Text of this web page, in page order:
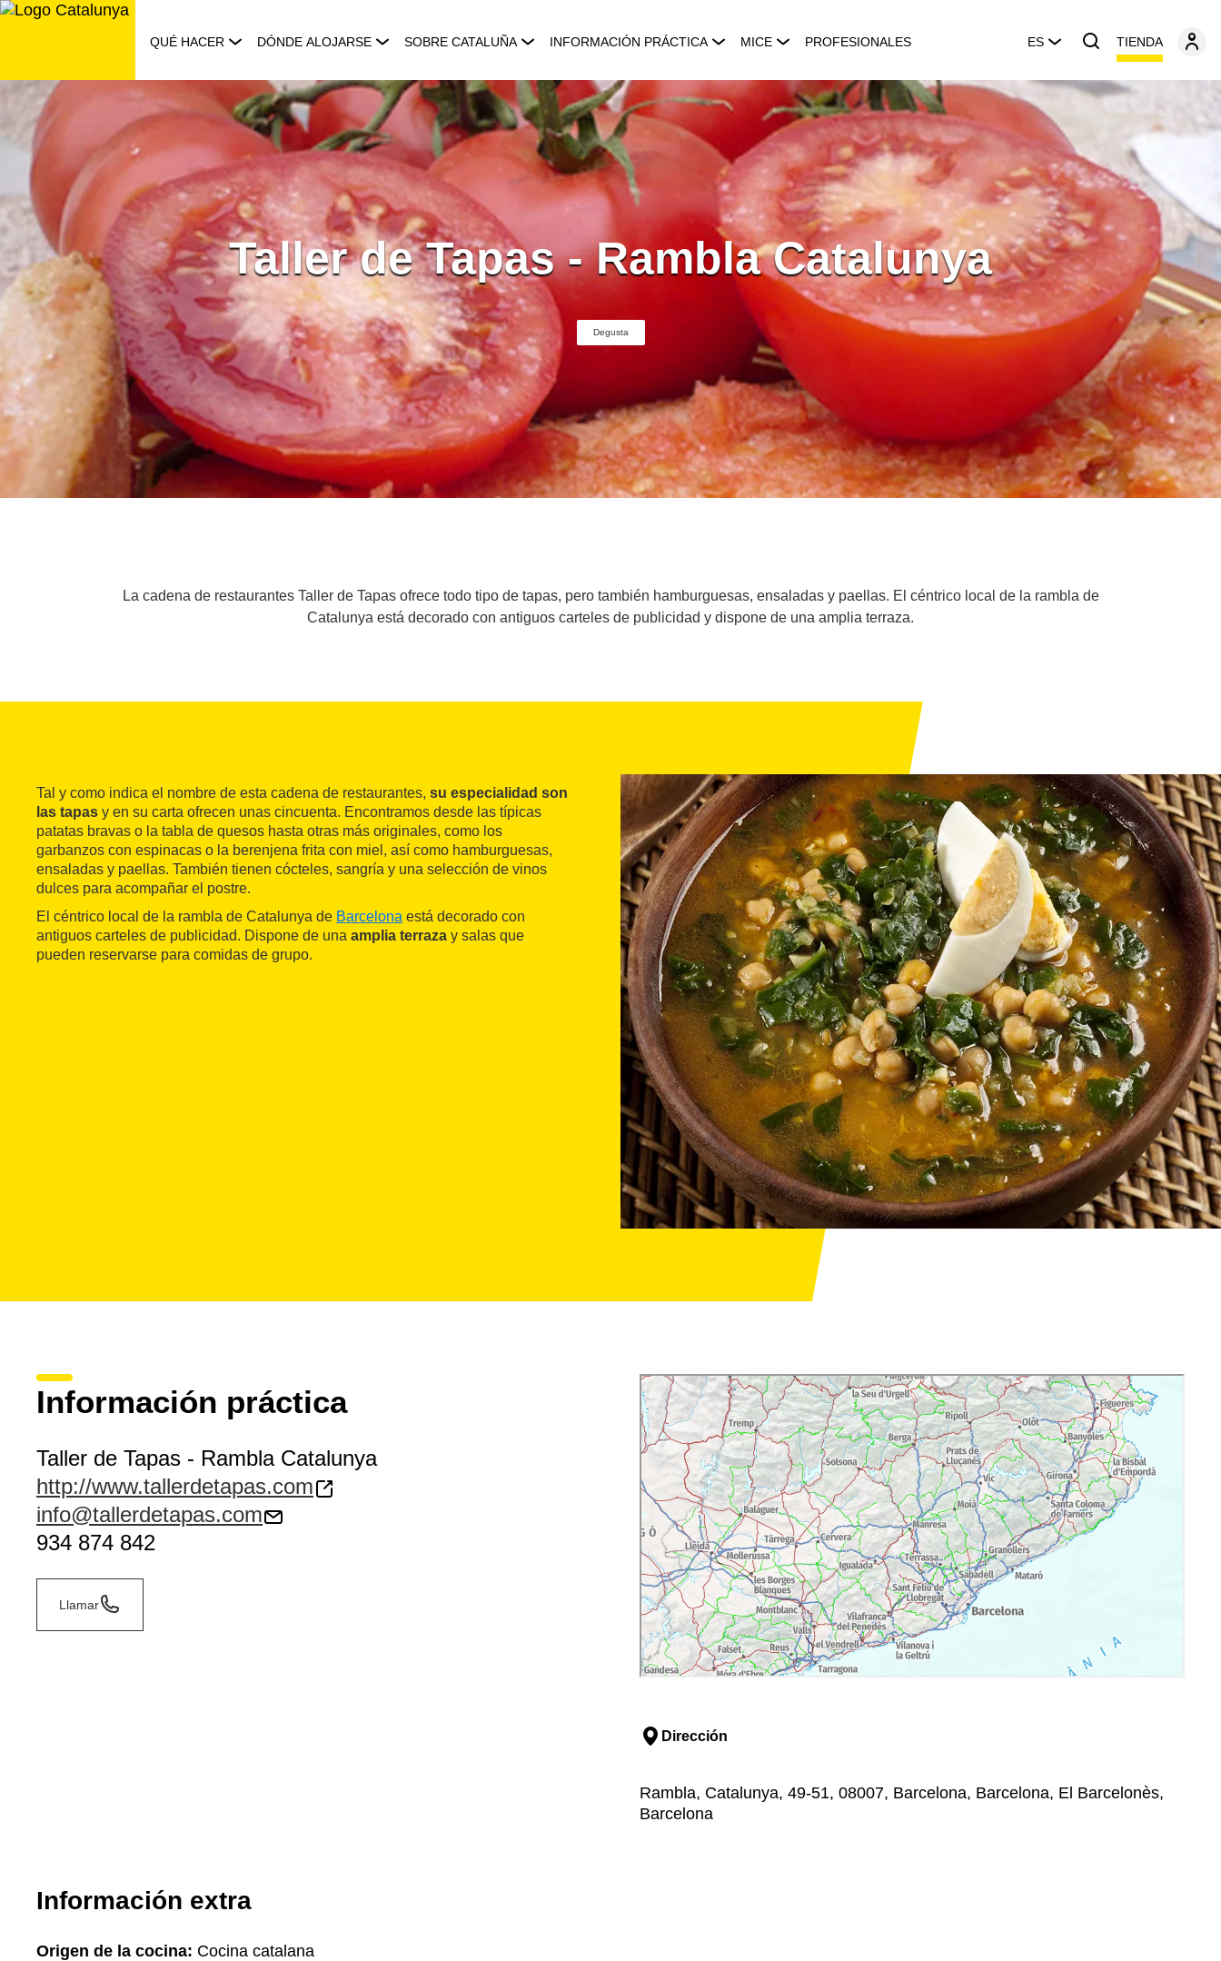
Saltar
QUÉ HACER DÓNDE ALOJARSE SOBRE CATALUÑA INFORMACIÓN PRÁCTICA MICE PROFESIONALES ES TIENDA
Taller de Tapas - Rambla Catalunya
Degusta
La cadena de restaurantes Taller de Tapas ofrece todo tipo de tapas, pero también hamburguesas, ensaladas y paellas. El céntrico local de la rambla de
Catalunya está decorado con antiguos carteles de publicidad y dispone de una amplia terraza.
Tal y como indica el nombre de esta cadena de restaurantes, su especialidad son
las tapas y en su carta ofrecen unas cincuenta. Encontramos desde las típicas
patatas bravas o la tabla de quesos hasta otras más originales, como los
garbanzos con espinacas o la berenjena frita con miel, así como hamburguesas,
ensaladas y paellas. También tienen cócteles, sangría y una selección de vinos
dulces para acompañar el postre.
El céntrico local de la rambla de Catalunya de Barcelona está decorado con
antiguos carteles de publicidad. Dispone de una amplia terraza y salas que
pueden reservarse para comidas de grupo.
Información práctica
Taller de Tapas - Rambla Catalunya
http://www.tallerdetapas.com
info@tallerdetapas.com
934 874 842
Llamar
Dirección
Rambla, Catalunya, 49-51, 08007, Barcelona, Barcelona, El Barcelonès,
Barcelona
Información extra
Origen de la cocina: Cocina catalana